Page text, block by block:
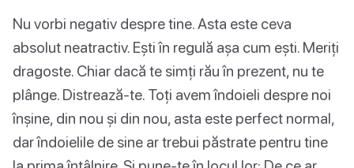
Nu vorbi negativ despre tine. Asta este ceva
absolut neatractiv. Ești în regulă așa cum ești. Meriți
dragoste. Chiar dacă te simți rău în prezent, nu te
plânge. Distrează-te. Toți avem îndoieli despre noi
înșine, din nou și din nou, asta este perfect normal,
dar îndoielile de sine ar trebui păstrate pentru tine